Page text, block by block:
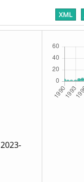
XML
2023-